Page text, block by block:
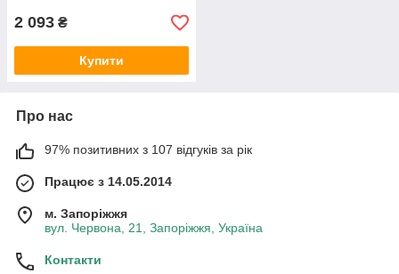
2 093 ₴
Купити
Про нас
97% позитивних з 107 відгуків за рік
Працює з 14.05.2014
м. Запоріжжя
вул. Червона, 21, Запоріжжя, Україна
Контакти